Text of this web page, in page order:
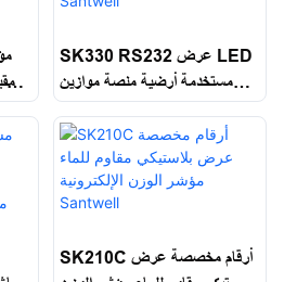
SK330 RS232 عرض LED
مستخدمة أرضية منصة موازين
حيوانات إلكترونية مؤشر الثقل
Santwell
SK210C أرقام مخصصة عرض